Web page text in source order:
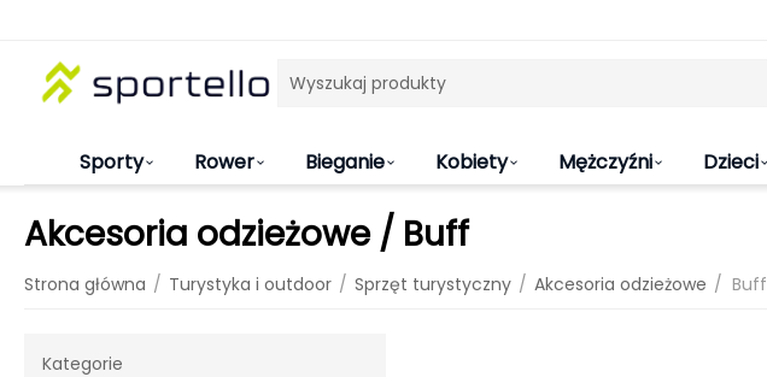
Sporty Rower Bieganie Kobiety Mężczyźni Dzieci
Akcesoria odzieżowe / Buff
Strona główna / Turystyka i outdoor / Sprzęt turystyczny / Akcesoria odzieżowe / Buff
Kategorie